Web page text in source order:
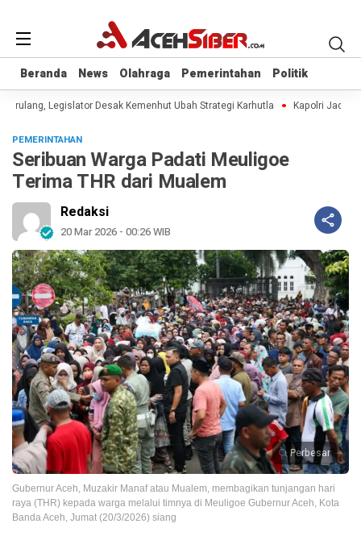
Beranda News Olahraga Pemerintahan Politik
Beranda News Olahraga Pemerintahan Politik
Legislator Desak Kemenhut Ubah Strategi Karhutla Kapolri Jadi
PEMERINTAHAN
Seribuan Warga Padati Meuligoe
Terima THR dari Mualem
Redaksi
20 Mar 2026 - 00:26 WIB
Perbesar
Gubernur Aceh, Muzakir Manaf atau Mualem, membagikan tunjangan hari
raya (THR) kepada warga melalui timnya di Meuligoe Gubernur Aceh, Kota
Banda Aceh, Jumat (20/3/2026) siang